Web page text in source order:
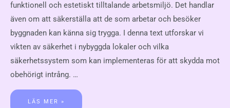
funktionell och estetiskt tilltalande arbetsmiljö. Det handlar
även om att säkerställa att de som arbetar och besöker
byggnaden kan känna sig trygga. I denna text utforskar vi
vikten av säkerhet i nybyggda lokaler och vilka
säkerhetssystem som kan implementeras för att skydda mot
obehörigt intrång. …
LÄS MER »